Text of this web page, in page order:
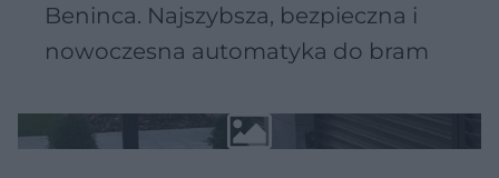
Beninca. Najszybsza, bezpieczna i
nowoczesna automatyka do bram